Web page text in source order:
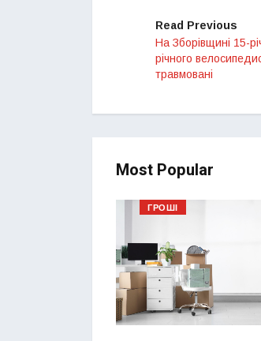
Read Previous
На Зборівщині 15-
річного
травмовані
Most Popular
ГРОШІ